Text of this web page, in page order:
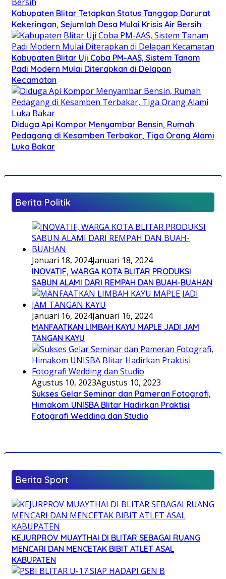
Kabupaten Blitar Tetapkan Status Tanggap Darurat
Kekeringan, Sejumlah Desa Mulai Krisis Air Bersih
Kabupaten Blitar Uji Coba PM-AAS, Sistem Tanam
Padi Modern Mulai Diterapkan di Delapan
Kecamatan
Diduga Api Kompor Menyambar Bensin, Rumah
Pedagang di Kesamben Terbakar, Tiga Orang Alami
Luka Bakar
Berita Politik
Januari 18, 2024Januari 18, 2024
INOVATIF, WARGA KOTA BLITAR PRODUKSI
SABUN ALAMI DARI REMPAH DAN BUAH-BUAHAN
Januari 16, 2024Januari 16, 2024
MANFAATKAN LIMBAH KAYU MAPLE JADI JAM
TANGAN KAYU
Agustus 10, 2023Agustus 10, 2023
Sukses Gelar Seminar dan Pameran Fotografi,
Himakom UNISBA Blitar Hadirkan Praktisi
Fotografi Wedding dan Studio
Berita Sport
KEJURPROV MUAYTHAI DI BLITAR SEBAGAI RUANG
MENCARI DAN MENCETAK BIBIT ATLET ASAL
KABUPATEN